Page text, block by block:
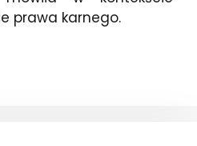
prawa karnego.